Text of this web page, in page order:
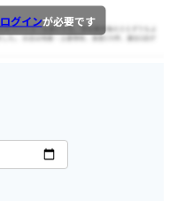
ログインが必要です